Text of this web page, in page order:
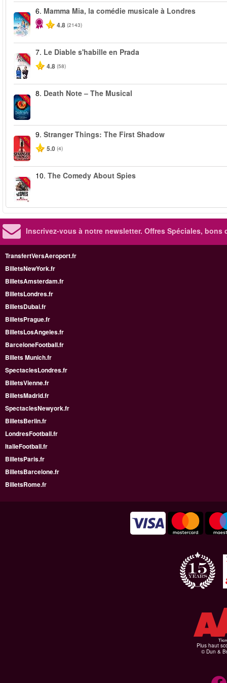
-40%
6. Mamma Mia, la comédie musicale à Londres
4.8 (2143)
-50%
7. Le Diable s'habille en Prada
4.8 (58)
-40%
8. Death Note – The Musical
-40%
9. Stranger Things: The First Shadow
5.0 (4)
-40%
10. The Comedy About Spies
Inscrivez-vous à notre newsletter. Offres Spéciales, bons
TransfertVersAeroport.fr
BilletsNewYork.fr
BilletsAmsterdam.fr
BilletsLondres.fr
BilletsDubai.fr
BilletsPrague.fr
BilletsLosAngeles.fr
BarceloneFootball.fr
Billets Munich.fr
SpectaclesLondres.fr
BilletsVienne.fr
BilletsMadrid.fr
SpectaclesNewyork.fr
BilletsBerlin.fr
LondresFootball.fr
ItalieFootball.fr
BilletsParis.fr
BilletsBarcelone.fr
BilletsRome.fr
Plus haut
© Dun &